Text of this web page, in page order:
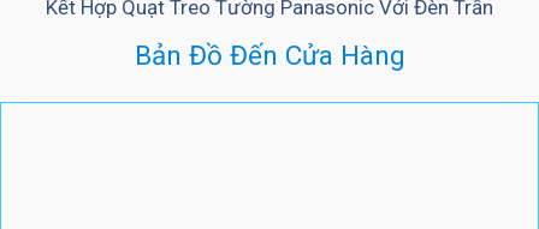
Kết Hợp Quạt Treo Tường Panasonic Với Đèn Trần
Bản Đồ Đến Cửa Hàng